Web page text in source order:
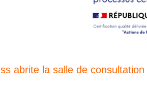
abrite la salle de